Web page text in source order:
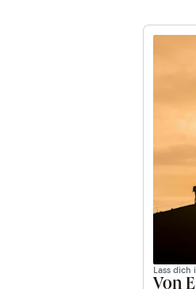
Lass dich